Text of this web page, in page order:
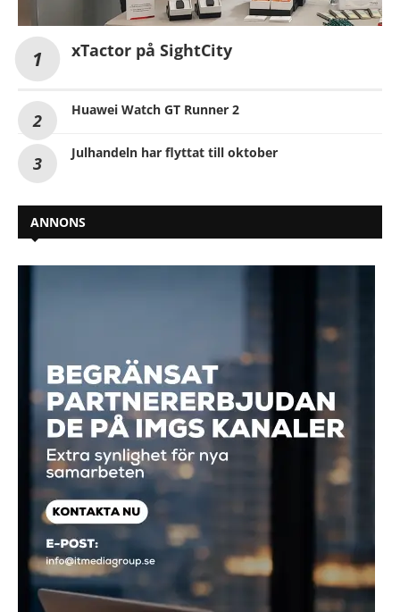
xTactor på SightCity
Huawei Watch GT Runner 2
Julhandeln har flyttat till oktober
ANNONS